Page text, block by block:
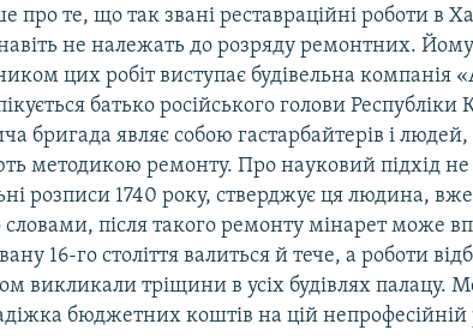
про те, що так звані реставраційні роботи в
не належать до розряду ремонтних.
цих робіт виступає будівельна компанія
батько російського голови Республіки
бригада являє собою гастарбайтерів і людей,
методикою ремонту. Про науковий підхід не
розписи 1740 року, стверджує ця людина,
словами, після такого ремонту мінарет може
16-го століття валиться й тече, а роботи
викликали тріщини в усіх будівлях палацу.
бюджетних коштів на цій непрофесійній